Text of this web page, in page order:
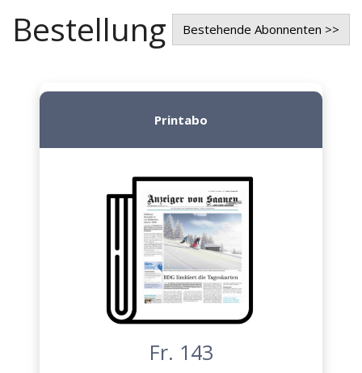
Bestellung Bestehende Abonnenten >>
Printabo
Fr. 143